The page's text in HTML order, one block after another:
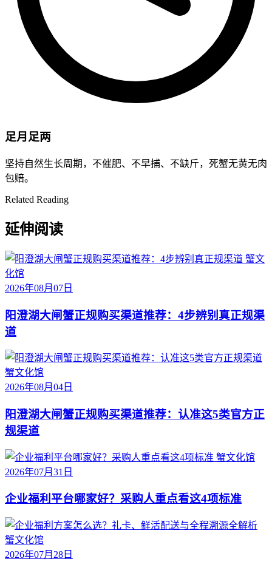
足月足两
坚持自然生长周期，不催肥、不早捕、不缺斤，死蟹无黄无肉
包赔。
Related Reading
延伸阅读
蟹文
化馆
2026年08月07日
阳澄湖大闸蟹正规购买渠道推荐：4步辨别真正规渠
道
蟹文化馆
2026年08月04日
阳澄湖大闸蟹正规购买渠道推荐：认准这5类官方正
规渠道
蟹文化馆
2026年07月31日
企业福利平台哪家好？采购人重点看这4项标准
蟹文化馆
2026年07月28日